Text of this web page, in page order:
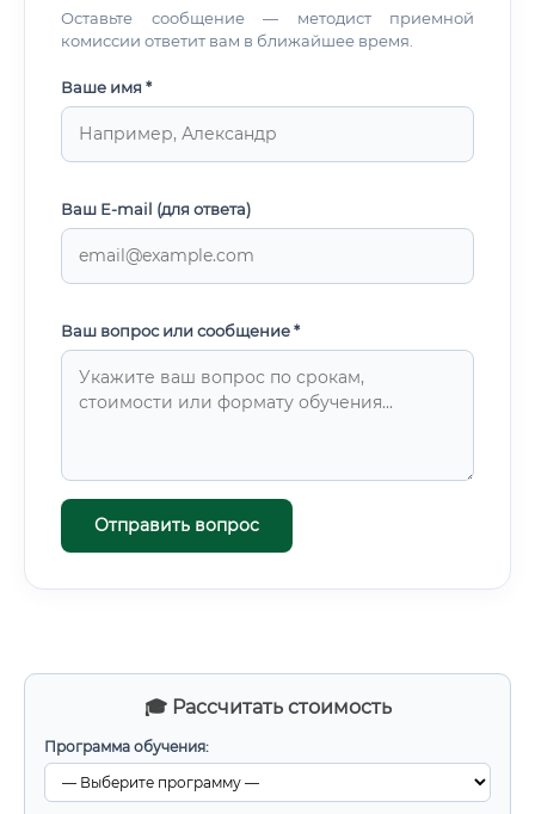
🎓 Рассчитать стоимость
Программа обучения:
Оставьте сообщение — методист приемной
комиссии ответит вам в ближайшее время.
Ваше имя *
Ваш E-mail (для ответа)
Ваш вопрос или сообщение *
Отправить вопрос